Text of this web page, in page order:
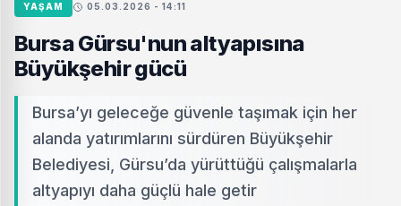
YAŞAM 05.03.2026 - 14:11
Bursa Gürsu'nun altyapısına
Büyükşehir gücü
Bursa’yı geleceğe güvenle taşımak için her
alanda yatırımlarını sürdüren Büyükşehir
Belediyesi, Gürsu’da yürüttüğü çalışmalarla
altyapıyı daha güçlü hale getir